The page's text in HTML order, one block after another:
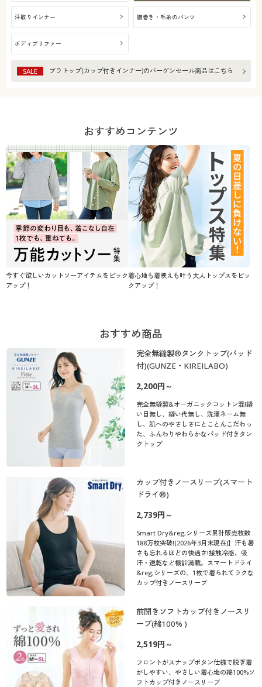
汗取りインナー 腹巻き・毛糸のパンツ
ボディブリファー
SALE ブラトップ(カップ付きインナー)のバーゲンセール商品はこちら
おすすめコンテンツ
今すぐ欲しいカットソーアイテムをピック
アップ！
着心地も着映えも叶う大人トップスをピッ
クアップ！
おすすめ商品
完全無縫製®タンクトップ(パッド
付)(GUNZE・KIREILABO)
2,200円～
完全無縫製&オーガニックコットン混!縫
い目無し、縫い代無し、洗濯ネーム無
し、肌へのやさしさにとことんこだわっ
た、ふんわりやわらかなパッド付きタン
クトップ
カップ付きノースリーブ(スマート
ドライ®)
2,739円～
Smart Dry&reg;シリーズ累計販売枚数
188万枚突破!(2026年3月末現在)】汗も暑
さも忘れるほどの快適さ!接触冷感、吸
汗・速乾など機能満載。スマートドライ
&reg;シリーズの、1枚で着られてラクな
カップ付きノースリーブ
前開きソフトカップ付きノースリ
ーブ(綿100% )
2,519円～
フロントがスナップボタン仕様で脱ぎ着
がしやすい、やさしい着心地の綿100%ソ
フトカップ付きノースリーブ